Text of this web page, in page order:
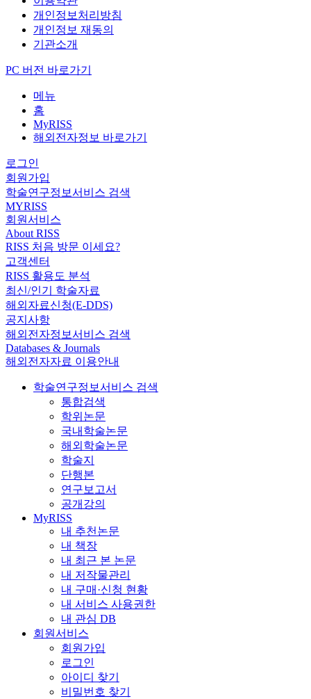
개인정보처리방침
개인정보 재동의
기관소개
PC 버전 바로가기
메뉴
홈
MyRISS
해외전자정보 바로가기
로그인
회원가입
학술연구정보서비스 검색
MYRISS
회원서비스
About RISS
RISS 처음 방문 이세요?
고객센터
RISS 활용도 분석
최신/인기 학술자료
해외자료신청(E-DDS)
공지사항
해외전자정보서비스 검색
Databases & Journals
해외전자자료 이용안내
학술연구정보서비스 검색
통합검색
학위논문
국내학술논문
해외학술논문
학술지
단행본
연구보고서
공개강의
MyRISS
내 추천논문
내 책장
내 최근 본 논문
내 저작물관리
내 구매·신청 현황
내 서비스 사용권한
내 관심 DB
회원서비스
회원가입
로그인
아이디 찾기
비밀번호 찾기